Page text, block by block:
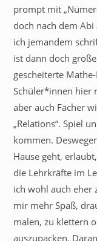
prompt mit
doch nach dem Abi
ich jemandem
ist dann doch
gescheiterte
Schüler*innen hier
aber auch Fächer
„Relations“. Spiel
kommen.
Hause geht,
die Lehrkräfte im
ich wohl auch eher
mir mehr Spaß,
malen, zu klettern
auszupacken.